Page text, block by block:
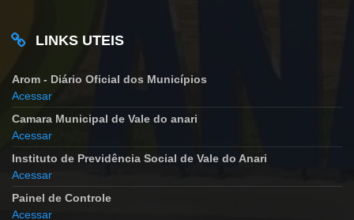
LINKS UTEIS
Arom - Diário Oficial dos Municípios
Acessar
Camara Municipal de Vale do anari
Acessar
Instituto de Previdência Social de Vale do Anari
Acessar
Painel de Controle
Acessar